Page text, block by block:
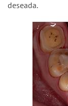
deseada.